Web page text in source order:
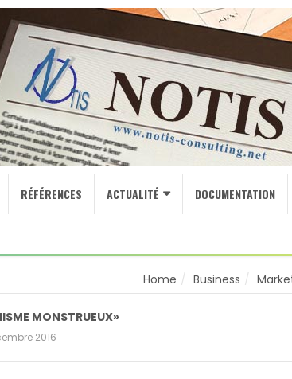
RÉFÉRENCES ACTUALITÉ DOCUMENTATION
Home Business
MONSTRUEUX»
2016